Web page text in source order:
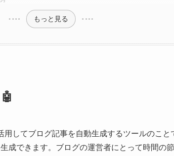
もっと見る
してブログ記事を自動生成するツールのこと
成できます。ブログの運営者にとって時間の